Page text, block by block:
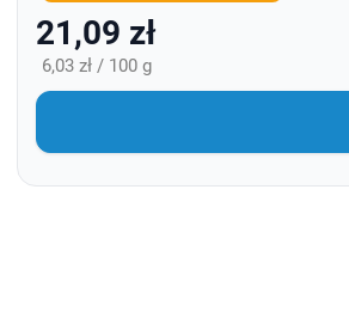
21,09 zł
6,03 zł / 100 g